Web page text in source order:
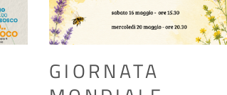
GIORNATA